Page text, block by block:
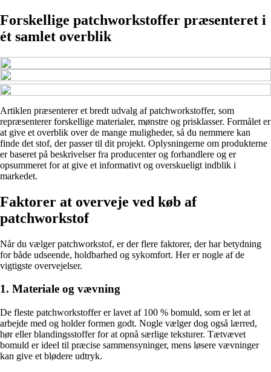
Forskellige patchworkstoffer præsenteret i
ét samlet overblik
Artiklen præsenterer et bredt udvalg af patchworkstoffer, som
repræsenterer forskellige materialer, mønstre og prisklasser. Formålet er
at give et overblik over de mange muligheder, så du nemmere kan
finde det stof, der passer til dit projekt. Oplysningerne om produkterne
er baseret på beskrivelser fra producenter og forhandlere og er
opsummeret for at give et informativt og overskueligt indblik i
markedet.
Faktorer at overveje ved køb af
patchworkstof
Når du vælger patchworkstof, er der flere faktorer, der har betydning
for både udseende, holdbarhed og sykomfort. Her er nogle af de
vigtigste overvejelser.
1. Materiale og vævning
De fleste patchworkstoffer er lavet af 100 % bomuld, som er let at
arbejde med og holder formen godt. Nogle vælger dog også lærred,
hør eller blandingsstoffer for at opnå særlige teksturer. Tætvævet
bomuld er ideel til præcise sammensyninger, mens løsere vævninger
kan give et blødere udtryk.